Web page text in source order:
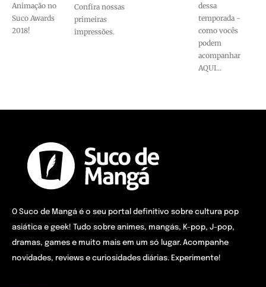
Animação no
Suco Awards
2018!
Confira nossas
primeiras
impressões.
dessa
temporada -
como vocês
podem
acompanhar
AQUI...
O Suco de Mangá é o seu portal definitivo sobre cultura pop
asiática e geek! Tudo sobre animes, mangás, K-pop, J-pop,
dramas, games e muito mais em um só lugar. Acompanhe
novidades, reviews e curiosidades diárias. Experimente!